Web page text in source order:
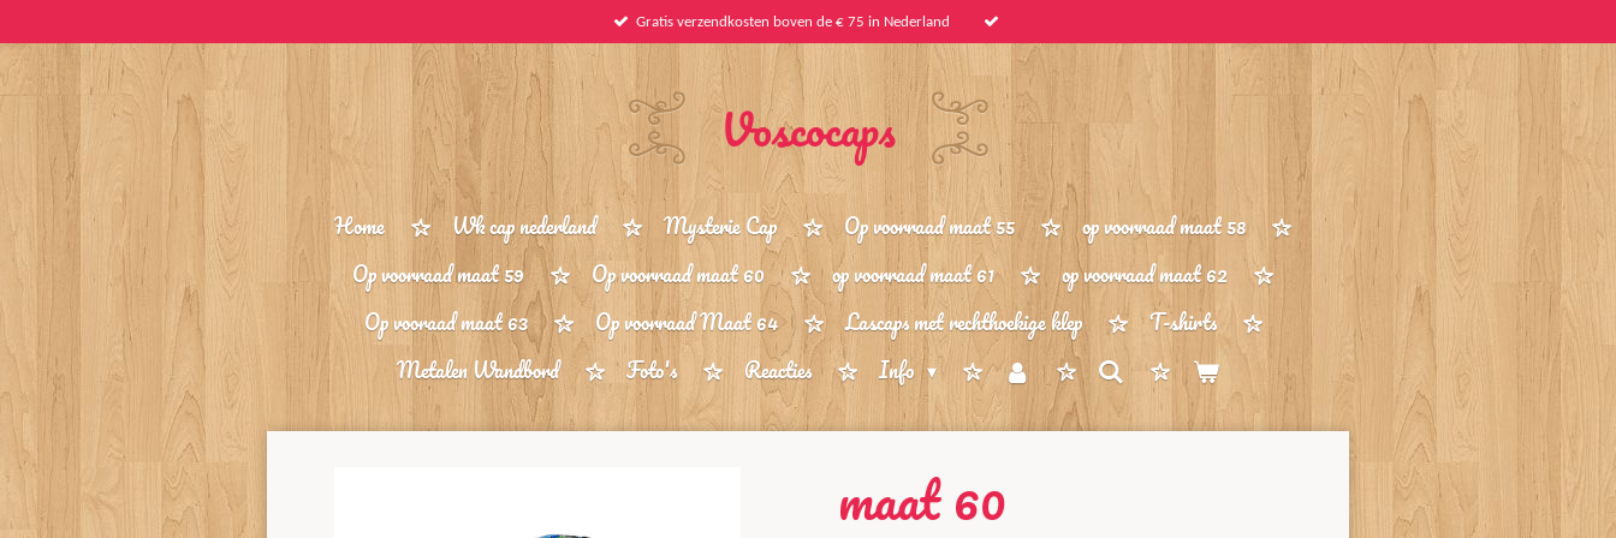
hoofdinhoud
Gratis verzendkosten boven de € 75 in Nederland
Voscocaps
Home Wk cap nederland Mysterie Cap Op voorraad maat 55
op voorraad maat 58
Op voorraad maat 59
Op voorraad maat 60 op voorraad maat 61
op voorraad maat 62
Op vooraad maat 63
Op voorraad Maat 64 Lascaps met rechthoekige klep
T-shirts
Metalen Wandbord
Foto's Reacties Info
maat 60